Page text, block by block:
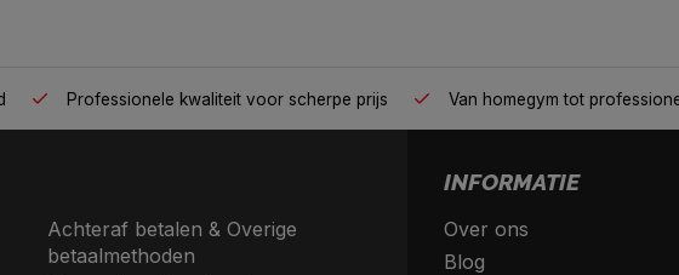
Professionele kwaliteit voor scherpe prijs Van homegym tot
Achteraf betalen & Overige
betaalmethoden
INFORMATIE
Over ons
Blog